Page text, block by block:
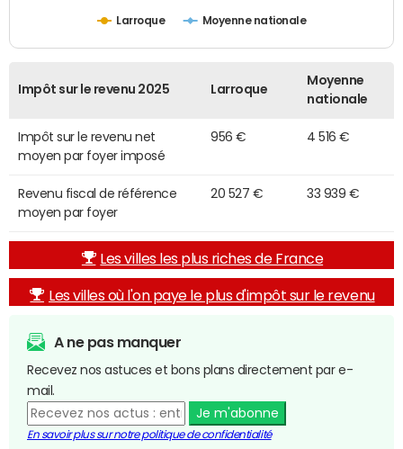
Larroque Moyenne nationale
Impôt sur le revenu 2025 Larroque
Moyenne
nationale
Impôt sur le revenu net
moyen par foyer imposé
956 € 4 516 €
Revenu fiscal de référence
moyen par foyer
20 527 € 33 939 €
Les villes les plus riches de France
Les villes où l'on paye le plus d'impôt sur le revenu
A ne pas manquer
Recevez nos astuces et bons plans directement par e-
mail.
Je m'abonne
En savoir plus sur notre politique de confidentialité